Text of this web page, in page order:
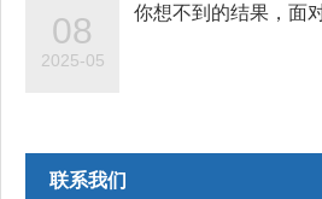
08
2025-05
你想不到的结果，面
联系我们